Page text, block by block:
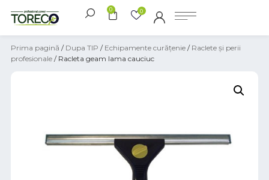
0 0
Prima pagină / Dupa TIP / Echipamente curățenie / Raclete și perii
profesionale / Racleta geam lama cauciuc